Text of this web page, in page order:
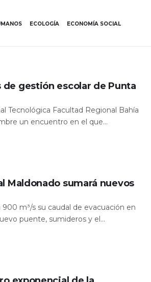
ECOLOGÍA
ECONOMÍA SOCIAL
gestión escolar de Punta
Tecnológica Facultad Regional Bahía
un encuentro en el que...
Maldonado sumará nuevos
m³/s su caudal de evacuación en
puente, sumideros y el...